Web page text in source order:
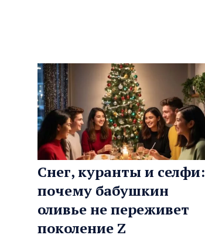
Снег, куранты и селфи:
почему бабушкин
оливье не переживет
поколение Z